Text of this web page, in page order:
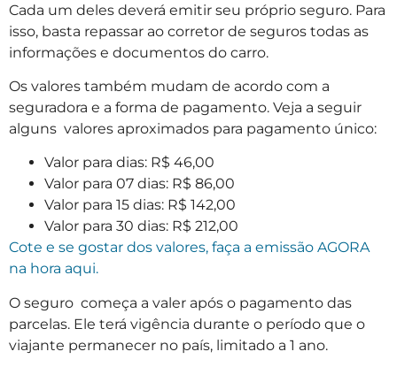
Cada um deles deverá emitir seu próprio seguro. Para
isso, basta repassar ao corretor de seguros todas as
informações e documentos do carro.
Os valores também mudam de acordo com a
seguradora e a forma de pagamento. Veja a seguir
alguns valores aproximados para pagamento único:
Valor para dias: R$ 46,00
Valor para 07 dias: R$ 86,00
Valor para 15 dias: R$ 142,00
Valor para 30 dias: R$ 212,00
Cote e se gostar dos valores, faça a emissão AGORA
na hora aqui.
O seguro começa a valer após o pagamento das
parcelas. Ele terá vigência durante o período que o
viajante permanecer no país, limitado a 1 ano.